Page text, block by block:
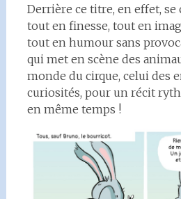
Derrière ce titre, en effet, se
tout en finesse, tout en
tout en humour sans
qui met en scène des
monde du cirque, celui des
curiosités, pour un récit
en même temps !